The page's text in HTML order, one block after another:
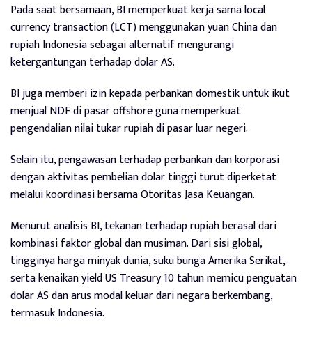
Pada saat bersamaan, BI memperkuat kerja sama local
currency transaction (LCT) menggunakan yuan China dan
rupiah Indonesia sebagai alternatif mengurangi
ketergantungan terhadap dolar AS.
BI juga memberi izin kepada perbankan domestik untuk ikut
menjual NDF di pasar offshore guna memperkuat
pengendalian nilai tukar rupiah di pasar luar negeri.
Selain itu, pengawasan terhadap perbankan dan korporasi
dengan aktivitas pembelian dolar tinggi turut diperketat
melalui koordinasi bersama Otoritas Jasa Keuangan.
Menurut analisis BI, tekanan terhadap rupiah berasal dari
kombinasi faktor global dan musiman. Dari sisi global,
tingginya harga minyak dunia, suku bunga Amerika Serikat,
serta kenaikan yield US Treasury 10 tahun memicu penguatan
dolar AS dan arus modal keluar dari negara berkembang,
termasuk Indonesia.